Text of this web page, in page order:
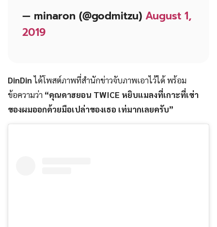
— minaron (@godmitzu) August 1,
2019
DinDinได้โพสต์ภาพที่สำนักข่าวจับภาพเอาไว้ได้ พร้อม
ข้อความว่า “คุณดาฮยอน TWICE หยิบแมลงที่เกาะที่เข่า
ของผมออกด้วยมือเปล่าของเธอ เท่มากเลยครับ”